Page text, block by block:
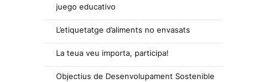
juego educativo
L’etiquetatge d’aliments no envasats
La teua veu importa, participa!
Objectius de Desenvolupament Sostenible